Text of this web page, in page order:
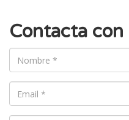
Contacta